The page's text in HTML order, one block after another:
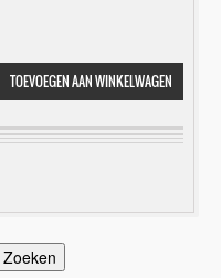
TOEVOEGEN AAN WINKELWAGEN
Zoeken